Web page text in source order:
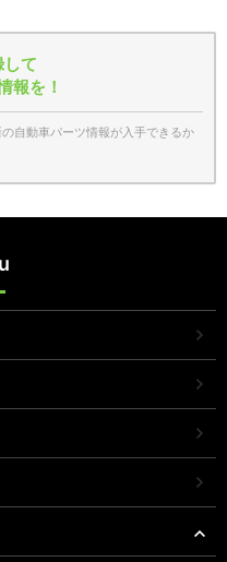
て
報を！
自動車パーツ情報が入手できるか